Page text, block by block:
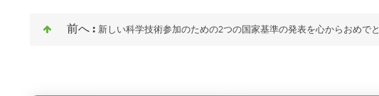
前へ : 新しい科学技術参加のための2つの国家基準の発表を心からおめで